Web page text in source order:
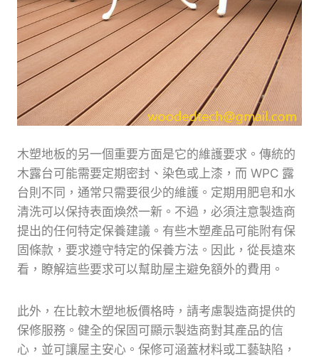
木塑地板的另一個重要方面是它的維護要求。傳統的
木露台可能需要定期密封、染色或上漆，而 WPC 露
台則不同，通常只需要很少的維護。定期用肥皂和水
清洗可以保持表面煥然一新。不過，必須注意製造商
提出的任何特定保養建議。有些木塑產品可能附有保
固條款，要求遵守特定的保養方法。因此，從長遠來
看，瞭解這些要求可以幫助屋主避免額外的費用。
此外，在比較木塑地板價格時，請考慮製造商提供的
保修服務。健全的保固可顯示製造商對其產品的信
心，並可讓屋主安心。保修可涵蓋材料或工藝缺陷，